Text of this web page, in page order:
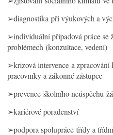
➢diagnostika při výukových a
➢individuální případová práce se
problémech (konzultace, vedení)
➢krizová intervence a
pracovníky a zákonné zástupce
➢prevence školního neúspěchu
➢kariérové poradenství
➢podpora spolupráce třídy a